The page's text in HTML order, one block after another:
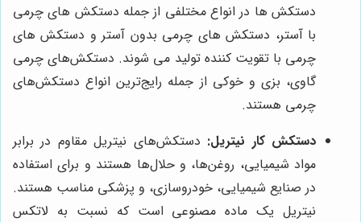
دستکش ها در انواع مختلفی از جمله دستکش های چرمی
با آستر، دستکش های چرمی بدون آستر و دستکش های
چرمی با تقویت کننده تولید می شوند. دستکش‌های چرمی
گاوی، بزی و خوکی از جمله رایج‌ترین انواع دستکش‌های
چرمی هستند.
دستکش کار نیتریل: دستکش‌های نیتریل مقاوم در برابر
مواد شیمیایی، روغن‌ها، و حلال‌ها هستند و برای استفاده
در صنایع شیمیایی، خودروسازی، و پزشکی مناسب هستند.
نیتریل یک ماده مصنوعی است که نسبت به لاتکس